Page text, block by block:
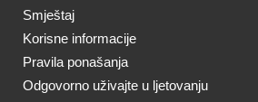
Smještaj
Korisne informacije
Pravila ponašanja
Odgovorno uživajte u ljetovanju